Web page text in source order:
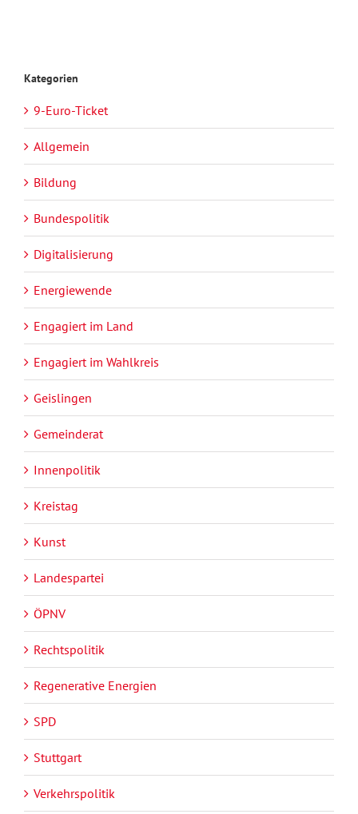
Kategorien
9-Euro-Ticket
Allgemein
Bildung
Bundespolitik
Digitalisierung
Energiewende
Engagiert im Land
Engagiert im Wahlkreis
Geislingen
Gemeinderat
Innenpolitik
Kreistag
Kunst
Landespartei
ÖPNV
Rechtspolitik
Regenerative Energien
SPD
Stuttgart
Verkehrspolitik